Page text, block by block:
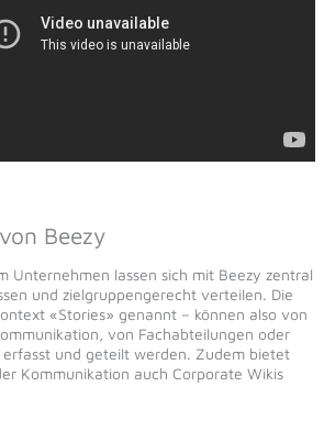
Beezy
Unternehmen lassen sich mit Beezy zentral
und zielgruppengerecht verteilen. Die
«Stories» genannt – können also von
von Fachabteilungen oder
erfasst und geteilt werden. Zudem bietet
Kommunikation auch Corporate Wikis